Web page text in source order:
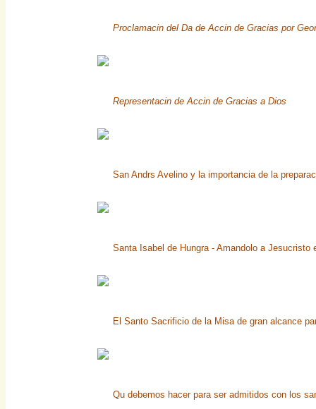
Proclamacin del Da de Accin de Gracias por
Representacin de Accin de Gracias a Dios
San Andrs Avelino y la importancia de la
Santa Isabel de Hungra - Amandolo a Jesucristo
El Santo Sacrificio de la Misa de gran alcance
Qu debemos hacer para ser admitidos con los